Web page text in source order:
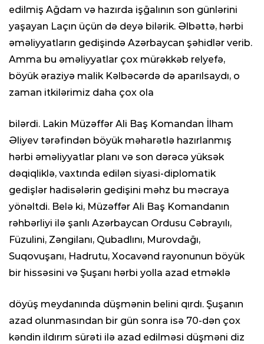
edilmiş Ağdam və hazırda işğalının son günlərini
yaşayan Laçın üçün də deyə bilərik. Əlbəttə, hərbi
əməliyyatların gedişində Azərbaycan şəhidlər verib.
Amma bu əməliyyatlar çox mürəkkəb relyefə,
böyük əraziyə malik Kəlbəcərdə də aparılsaydı, o
zaman itkilərimiz daha çox ola
bilərdi. Lakin Müzəffər Ali Baş Komandan İlham
Əliyev tərəfindən böyük məharətlə hazırlanmış
hərbi əməliyyatlar planı və son dərəcə yüksək
dəqiqliklə, vaxtında edilən siyasi-diplomatik
gedişlər hadisələrin gedişini məhz bu məcraya
yönəltdi. Belə ki, Müzəffər Ali Baş Komandanın
rəhbərliyi ilə şanlı Azərbaycan Ordusu Cəbrayılı,
Füzulini, Zəngilanı, Qubadlını, Murovdağı,
Suqovuşanı, Hadrutu, Xocavənd rayonunun böyük
bir hissəsini və Şuşanı hərbi yolla azad etməklə
döyüş meydanında düşmənin belini qırdı. Şuşanın
azad olunmasından bir gün sonra isə 70-dən çox
kəndin ildırım sürəti ilə azad edilməsi düşməni diz